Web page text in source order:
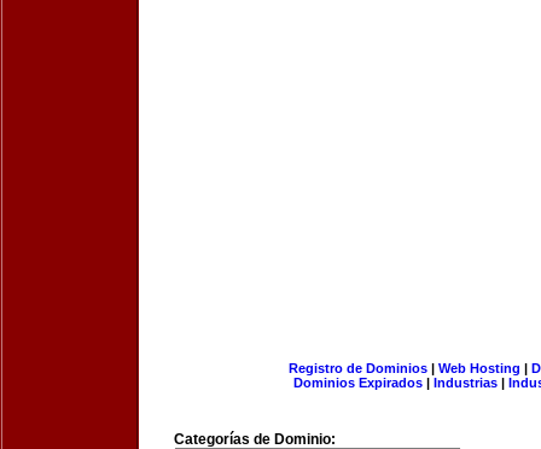
Registro de Dominios| Web Hosting |
Dominios Expirados | Industrias |
Categorías de Dominio: